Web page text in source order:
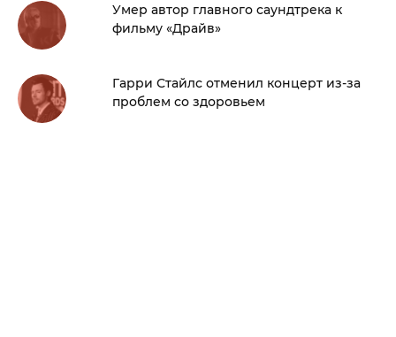
Умер автор главного саундтрека к
фильму «Драйв»
Гарри Стайлс отменил концерт из-за
проблем со здоровьем